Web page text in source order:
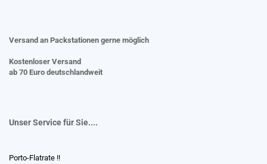
Versand an Packstationen gerne möglich
Kostenloser Versand
ab 70 Euro deutschlandweit
Unser Service für Sie....
Porto-Flatrate !!